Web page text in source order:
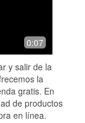
0:07
y salir de la
la
gratis. En
de productos
en línea.